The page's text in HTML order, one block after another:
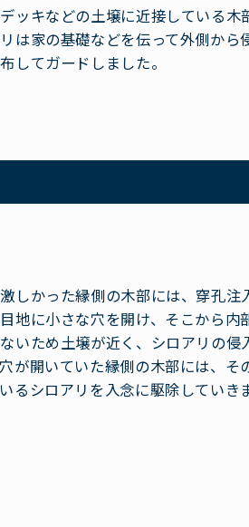
ッキなどの土壌に近接している木
は家の基礎などを伝って外側か
してガードしました。
しかった縁側の木部には、穿孔注
地に小さな穴を開け、そこから内
いため土壌が近く、シロアリの侵
が開いていた縁側の木部には、そ
るシロアリを入念に駆除していきま